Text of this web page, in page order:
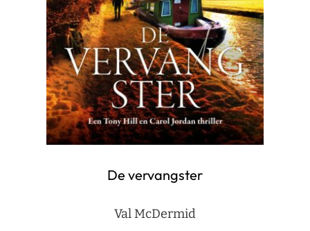
De vervangster
Val McDermid